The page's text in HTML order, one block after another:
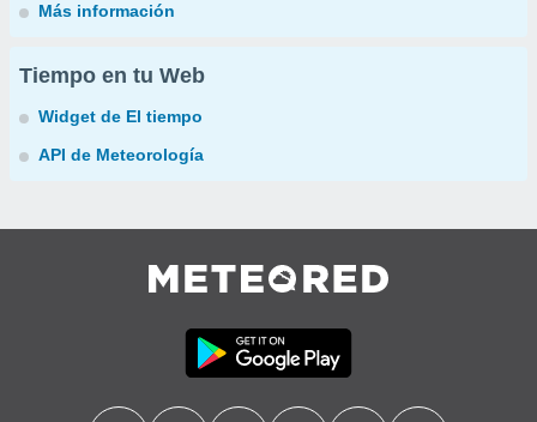
Más información
Tiempo en tu Web
Widget de El tiempo
API de Meteorología